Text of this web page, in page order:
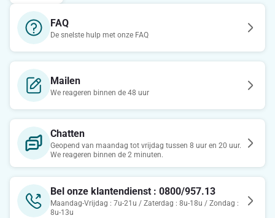
FAQ
De snelste hulp met onze FAQ
Mailen
We reageren binnen de 48 uur
Chatten
Geopend van maandag tot vrijdag tussen 8 uur en 20 uur.
We reageren binnen de 2 minuten.
Bel onze klantendienst : 0800/957.13
Maandag-Vrijdag : 7u-21u / Zaterdag : 8u-18u / Zondag :
8u-13u